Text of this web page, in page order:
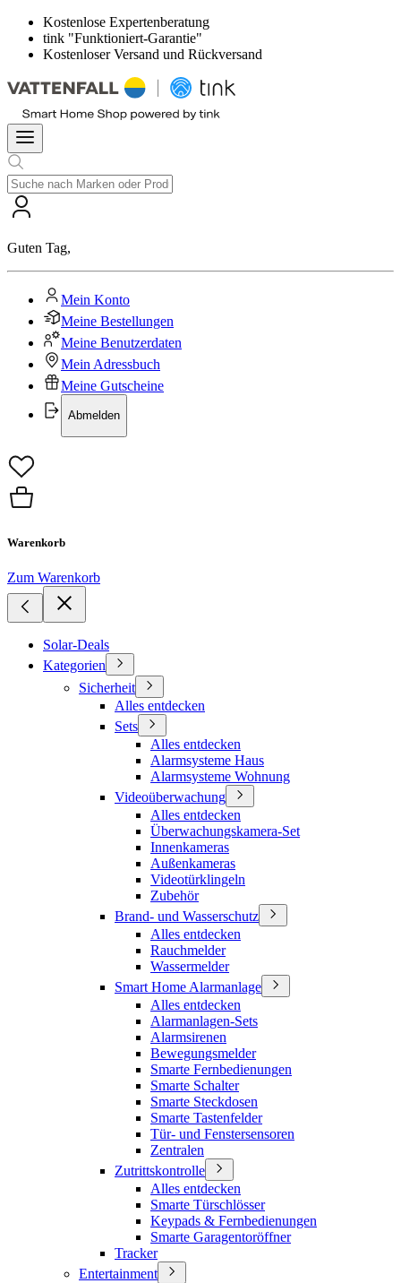
Kostenlose Expertenberatung
tink "Funktioniert-Garantie"
Kostenloser Versand und Rückversand
Guten Tag,
Mein Konto
Meine Bestellungen
Meine Benutzerdaten
Mein Adressbuch
Meine Gutscheine
Abmelden
Warenkorb
Zum Warenkorb
Solar-Deals
Kategorien
Sicherheit
Alles entdecken
Sets
Alles entdecken
Alarmsysteme Haus
Alarmsysteme Wohnung
Videoüberwachung
Alles entdecken
Überwachungskamera-Set
Innenkameras
Außenkameras
Videotürklingeln
Zubehör
Brand- und Wasserschutz
Alles entdecken
Rauchmelder
Wassermelder
Smart Home Alarmanlage
Alles entdecken
Alarmanlagen-Sets
Alarmsirenen
Bewegungsmelder
Smarte Fernbedienungen
Smarte Schalter
Smarte Steckdosen
Smarte Tastenfelder
Tür- und Fenstersensoren
Zentralen
Zutrittskontrolle
Alles entdecken
Smarte Türschlösser
Keypads & Fernbedienungen
Smarte Garagentoröffner
Tracker
Entertainment